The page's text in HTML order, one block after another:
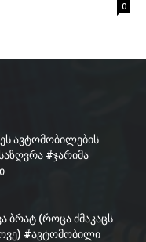
0
ავტომობილების
#ჯარიმა
ბრატ (როცა ძმაკაცს
#ავტომობილი